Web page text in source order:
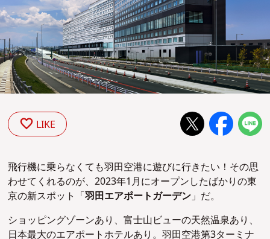
LIKE
飛行機に乗らなくても羽田空港に遊びに行きたい！その思
わせてくれるのが、2023年1月にオープンしたばかりの東
京の新スポット「羽田エアポートガーデン」だ。
ショッピングゾーンあり、富士山ビューの天然温泉あり、
日本最大のエアポートホテルあり。羽田空港第3ターミナ